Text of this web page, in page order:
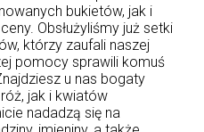
bukietów, jak i
Obsłużyliśmy już setki
którzy zaufali naszej
pomocy sprawili komuś
u nas bogaty
jak i kwiatów
nadadzą się na